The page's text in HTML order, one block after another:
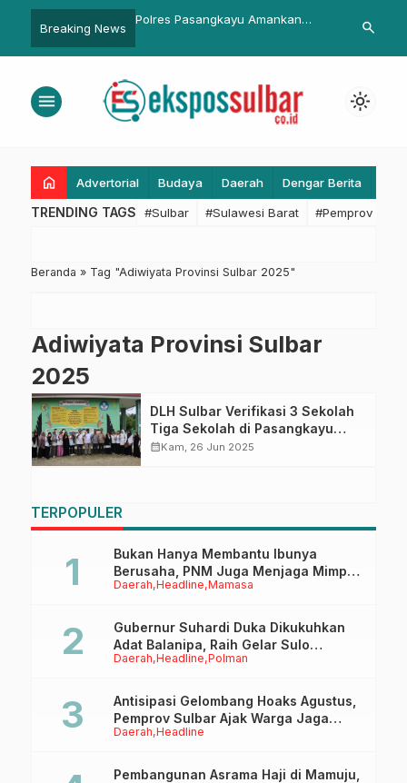
Breaking News
RPJMD
Polres Pasangkayu Amankan
Petambak
Tercemar
search
menu light_mode
home Advertorial Budaya Daerah Dengar Berita
TRENDING TAGS #Sulbar #Sulawesi Barat #Pemprov
Beranda » Tag "Adiwiyata Provinsi Sulbar 2025"
Adiwiyata Provinsi Sulbar
2025
DLH Sulbar Verifikasi 3 Sekolah
Tiga Sekolah di Pasangkayu
sebagai Calon Adiwiyata Provinsi
calendar_monthKam, 26 Jun 2025
TERPOPULER
Daerah Headline Mamasa
Bukan Hanya Membantu Ibunya
Berusaha, PNM Juga Menjaga Mimpi
Anaknya Untuk Menggapai Cita-Cita
Daerah Headline Polman
Gubernur Suhardi Duka Dikukuhkan
Adat Balanipa, Raih Gelar Sulo
Tappidena
Daerah Headline
Antisipasi Gelombang Hoaks Agustus,
Pemprov Sulbar Ajak Warga Jaga
Ruang Digital
Pembangunan Asrama Haji di Mamuju,